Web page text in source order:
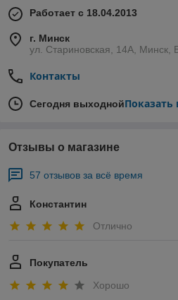
Работает с 18.04.2013
г. Минск
ул. Стариновская, 14А, Минск,
Контакты
Сегодня выходнойПоказать
Отзывы о магазине
57 отзывов за всё время
Константин
Отлично
Покупатель
Хорошо